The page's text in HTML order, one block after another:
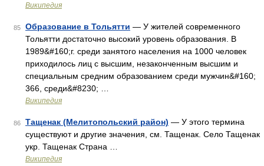
Википедия
85 Образование в Тольятти — У жителей современного
Тольятти достаточно высокий уровень образования. В
1989&#160;г. среди занятого населения на 1000 человек
приходилось лиц с высшим, незаконченным высшим и
специальным средним образованием среди мужчин&#160;
366, среди&#8230; …
Википедия
86 Тащенак (Мелитопольский район) — У этого термина
существуют и другие значения, см. Тащенак. Село Тащенак
укр. Тащенак Страна …
Википедия